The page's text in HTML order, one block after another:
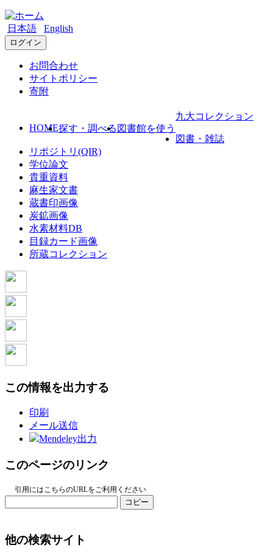
日本語 English
ログイン
お問合わせ
サイトポリシー
寄附
HOME探す・調べる 図書館を使う
九大コレクション
図書・雑誌
リポジトリ(QIR)
学位論文
貴重資料
麻生家文書
蔵書印画像
炭鉱画像
水素材料DB
目録カード画像
所蔵コレクション
この情報を出力する
印刷
メール送信
Mendeley出力
このページのリンク
引用にはこちらのURLをご利用ください
コピー
他の検索サイト